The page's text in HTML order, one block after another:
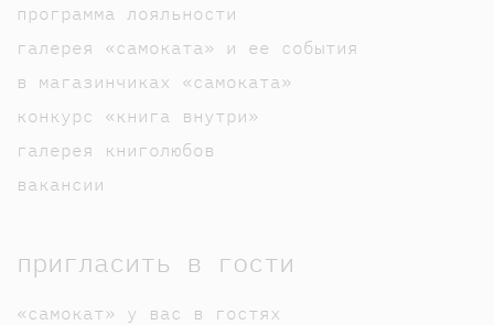
программа лояльности
галерея «самоката» и ее события
в магазинчиках «самоката»
конкурс «книга внутри»
галерея книголюбов
вакансии
пригласить в гости
«самокат» у вас в гостях